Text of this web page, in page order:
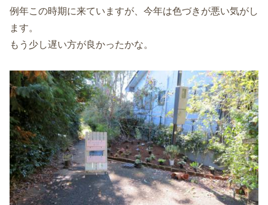
例年この時期に来ていますが、今年は色づきが悪い気がし
ます。
もう少し遅い方が良かったかな。